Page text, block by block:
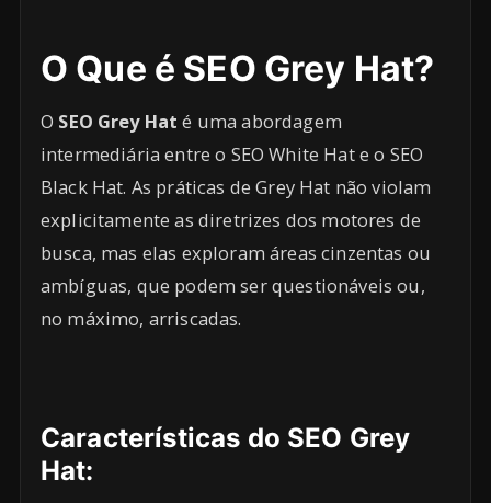
O Que é SEO Grey Hat?
O SEO Grey Hat é uma abordagem
intermediária entre o SEO White Hat e o SEO
Black Hat. As práticas de Grey Hat não violam
explicitamente as diretrizes dos motores de
busca, mas elas exploram áreas cinzentas ou
ambíguas, que podem ser questionáveis ou,
no máximo, arriscadas.
Características do SEO Grey
Hat: